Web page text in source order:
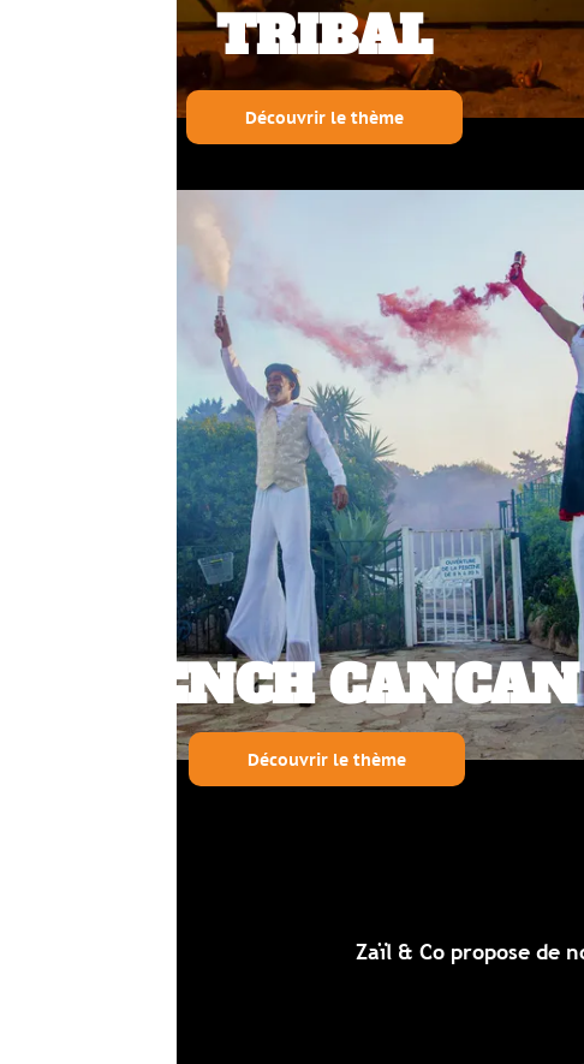
TRIBAL
Découvrir le thème
CANCAN
Découvrir le thème
Les
Zaïl & Co propose denombreux autres
Envie